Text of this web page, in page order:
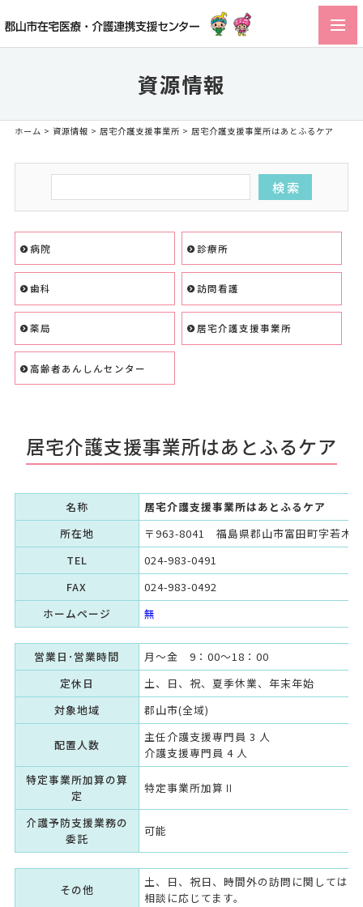
資源情報
ホーム > 資源情報 > 居宅介護支援事業所 > 居宅介護支援事業所はあとふるケア
病院 診療所
歯科 訪問看護
薬局 居宅介護支援事業所
高齢者あんしんセンター
居宅介護支援事業所はあとふるケア
名称
居宅介護支援事業所はあとふるケア
所在地
〒963-8041 福島県郡山市富田町字若木
TEL
024-983-0491
FAX
024-983-0492
ホームページ
無
営業日･営業時間
月～金 9：00～18：00
定休日
土、日、祝、夏季休業、年末年始
対象地域
郡山市(全域)
配置人数
主任介護支援専門員 3 人
介護支援専門員 4 人
特定事業所加算の算
定
特定事業所加算Ⅱ
介護予防支援業務の
委託
可能
その他
土、日、祝日、時間外の訪問に関しては
相談に応じてます。